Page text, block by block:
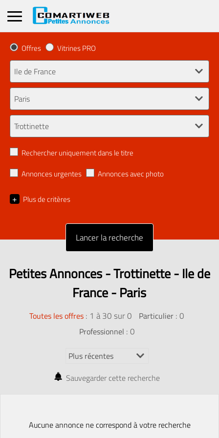
Offres Vitrines PRO
Rechercher uniquement dans le titre
Annonces urgentes
Annonces avec photo
+ Plus de critères
Petites Annonces - Trottinette - Ile de
France - Paris
Toutes les offres : 1 à 30 sur 0 Particulier : 0
Professionnel : 0
Sauvegarder cette recherche
Aucune annonce ne correspond à votre recherche